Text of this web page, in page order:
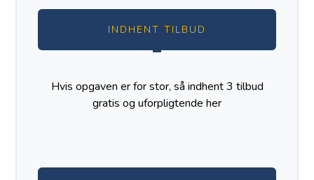
INDHENT TILBUD
Hvis opgaven er for stor, så indhent 3 tilbud
gratis og uforpligtende her